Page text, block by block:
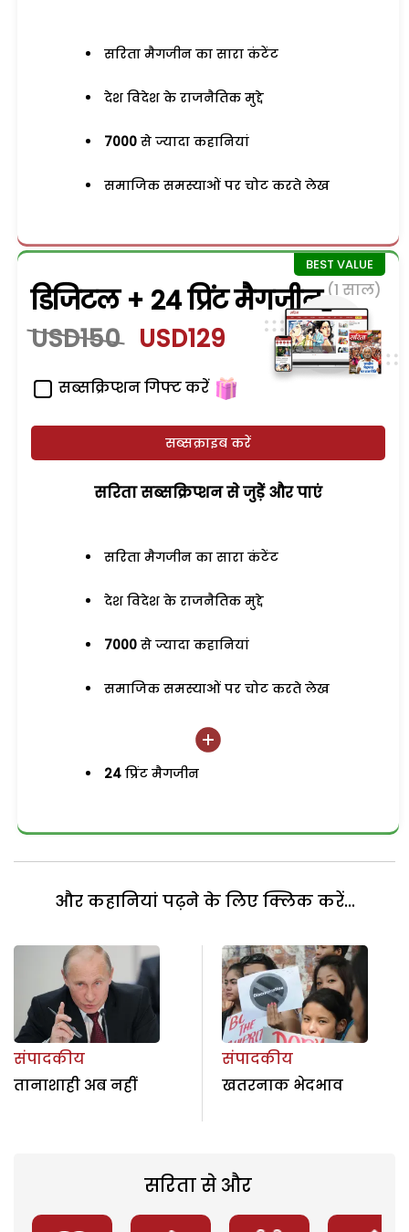
सरिता मैगजीन का सारा कंटेंट
देश विदेश के राजनैतिक मुद्दे
7000 से ज्यादा कहानियां
समाजिक समस्याओं पर चोट करते लेख
डिजिटल + 24 प्रिंट मैगजीन (1 साल)
USD150 USD129
सब्सक्रिप्शन गिफ्ट करें
सब्सक्राइब करें
सरिता सब्सक्रिप्शन से जुड़ेें और पाएं
सरिता मैगजीन का सारा कंटेंट
देश विदेश के राजनैतिक मुद्दे
7000 से ज्यादा कहानियां
समाजिक समस्याओं पर चोट करते लेख
24 प्रिंट मैगजीन
और कहानियां पढ़ने के लिए क्लिक करें...
संपादकीय
तानाशाही अब नहीं
संपादकीय
खतरनाक भेदभाव
सरिता से और